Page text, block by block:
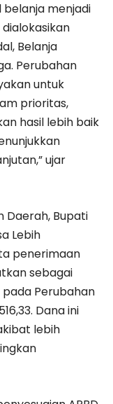
belanja menjadi
dialokasikan
Belanja
Perubahan
untuk
prioritas,
hasil lebih baik
ujar
Daerah, Bupati
Lebih
penerimaan
sebagai
Perubahan
Dana ini
lebih